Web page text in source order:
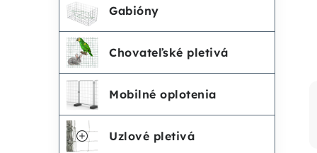
n
e
Gabióny
Chovateľské pletivá
Mobilné oplotenia
Uzlové pletivá